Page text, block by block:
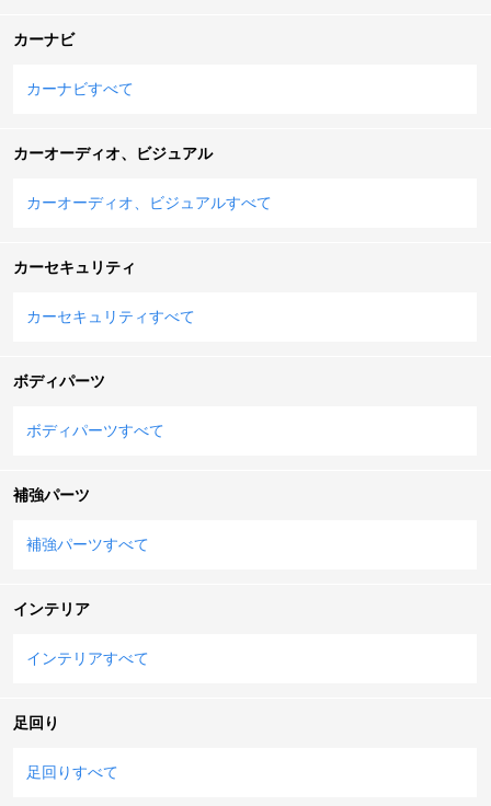
カーナビ
カーナビすべて
カーオーディオ、ビジュアル
カーオーディオ、ビジュアルすべて
カーセキュリティ
カーセキュリティすべて
ボディパーツ
ボディパーツすべて
補強パーツ
補強パーツすべて
インテリア
インテリアすべて
足回り
足回りすべて